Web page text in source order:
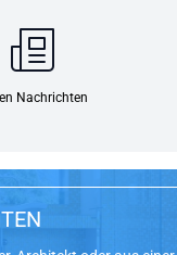
Nachrichten